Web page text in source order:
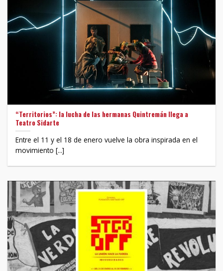
“Territorios”: la lucha de las hermanas Quintremán llega a
Teatro Sidarte
Entre el 11 y el 18 de enero vuelve la obra inspirada en el
movimiento [...]